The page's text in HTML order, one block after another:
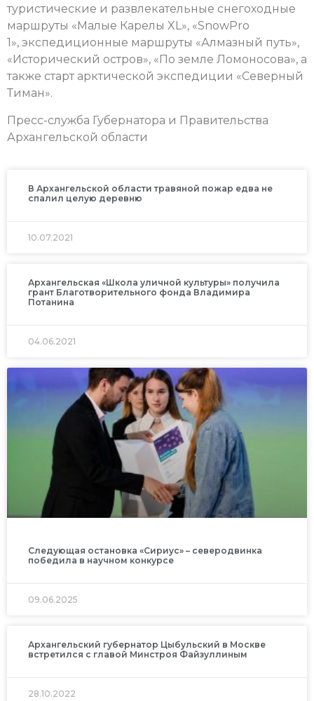
туристические и развлекательные снегоходные
маршруты «Малые Карелы XL», «SnowPro
1», экспедиционные маршруты «Алмазный путь»,
«Исторический остров», «По земле Ломоносова», а
также старт арктической экспедиции «Северный
Тиман».
Пресс-служба Губернатора и Правительства
Архангельской области
В Архангельской области травяной пожар едва не
спалил целую деревню
10.07.2021
Архангельская «Школа уличной культуры» получила
грант Благотворительного фонда Владимира
Потанина
04.06.2021
Следующая остановка «Сириус» – северодвинка
победила в научном конкурсе
09.06.2025
Архангельский губернатор Цыбульский в Москве
встретился с главой Минстроя Файзуллиным
28.10.2022